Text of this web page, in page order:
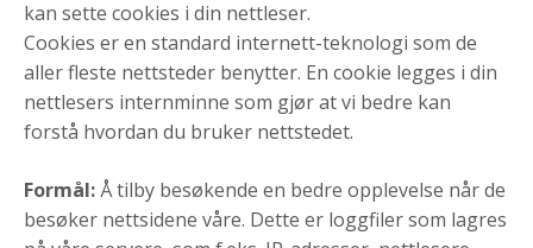
kan sette cookies i din nettleser.
Cookies er en standard internett-teknologi som de
aller fleste nettsteder benytter. En cookie legges i din
nettlesers internminne som gjør at vi bedre kan
forstå hvordan du bruker nettstedet.
Formål:Å tilby besøkende en bedre opplevelse når de
besøker nettsidene våre. Dette er loggfiler som lagres